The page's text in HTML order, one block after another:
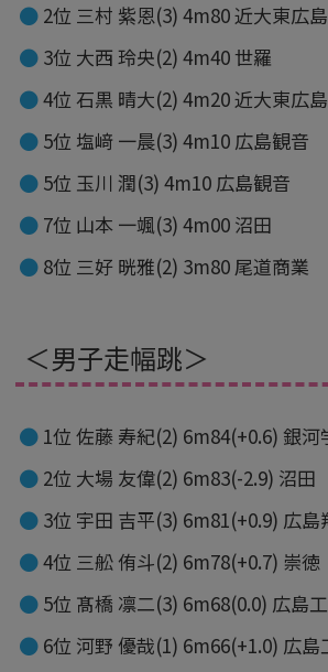
2位 三村 紫恩(3) 4m80 近大東広島
3位 大西 玲央(2) 4m40 世羅
4位 石黒 晴大(2) 4m20 近大東広島
5位 塩﨑 一晨(3) 4m10 広島観音
5位 玉川 潤(3) 4m10 広島観音
7位 山本 一颯(3) 4m00 沼田
8位 三好 晄雅(2) 3m80 尾道商業
＜男子走幅跳＞
1位 佐藤 寿紀(2) 6m84(+0.6) 銀河
2位 大場 友偉(2) 6m83(-2.9) 沼田
3位 宇田 吉平(3) 6m81(+0.9) 広島
4位 三舩 侑斗(2) 6m78(+0.7) 崇徳
5位 髙橋 凛二(3) 6m68(0.0) 広島
6位 河野 優哉(1) 6m66(+1.0) 広島